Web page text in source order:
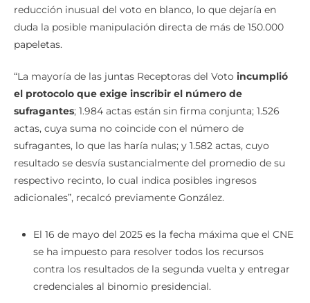
reducción inusual del voto en blanco, lo que dejaría en
duda la posible manipulación directa de más de 150.000
papeletas.
“La mayoría de las juntas Receptoras del Voto incumplió
el protocolo que exige inscribir el número de
sufragantes; 1.984 actas están sin firma conjunta; 1.526
actas, cuya suma no coincide con el número de
sufragantes, lo que las haría nulas; y 1.582 actas, cuyo
resultado se desvía sustancialmente del promedio de su
respectivo recinto, lo cual indica posibles ingresos
adicionales”, recalcó previamente González.
El 16 de mayo del 2025 es la fecha máxima que el CNE
se ha impuesto para resolver todos los recursos
contra los resultados de la segunda vuelta y entregar
credenciales al binomio presidencial.